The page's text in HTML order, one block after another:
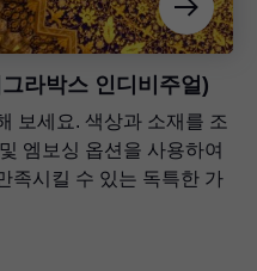
라박스 인디비주얼)
보세요. 색상과 소재를 조
엠보싱 옵션을 사용하여
족시킬 수 있는 독특한 가